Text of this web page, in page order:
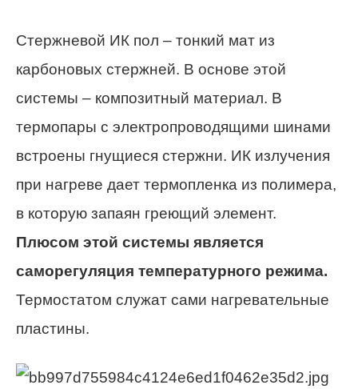
Стержневой ИК пол – тонкий мат из
карбоновых стержней. В основе этой
системы – композитный материал. В
термопары с электропроводящими шинами
встроены гнущиеся стержни. ИК излучения
при нагреве дает термопленка из полимера,
в которую запаян греющий элемент.
Плюсом этой системы является
саморегуляция температурного режима.
Термостатом служат сами нагревательные
пластины.